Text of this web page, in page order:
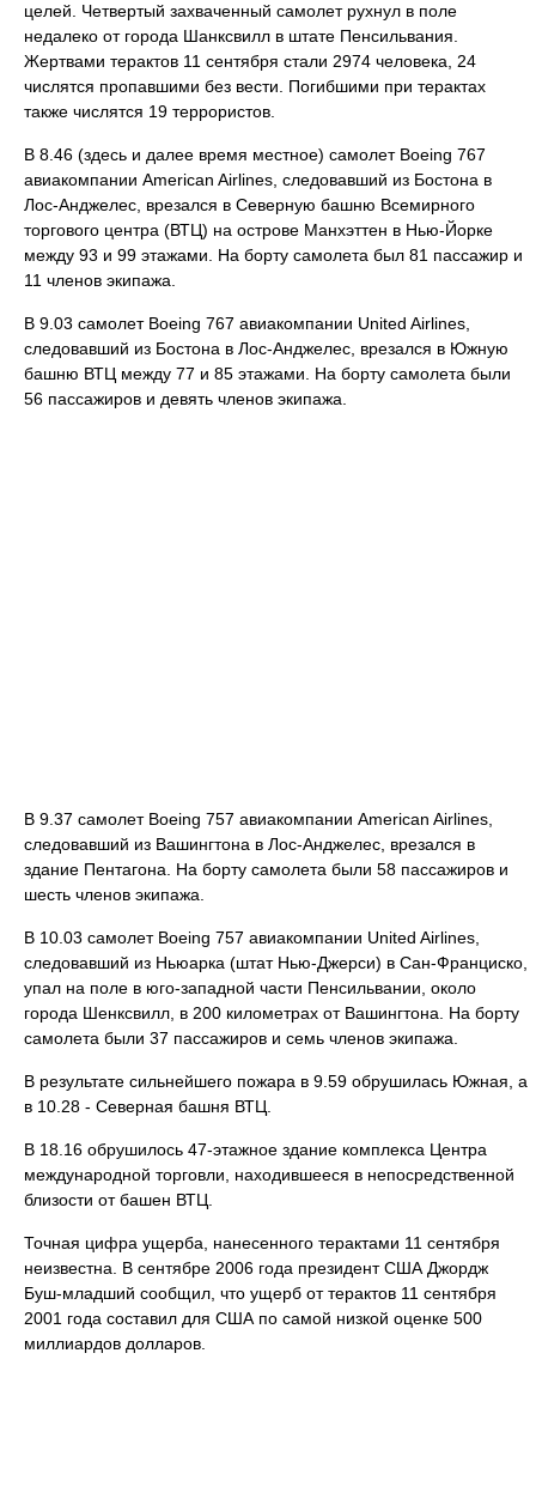
целей. Четвертый захваченный самолет рухнул в поле
недалеко от города Шанксвилл в штате Пенсильвания.
Жертвами терактов 11 сентября стали 2974 человека, 24
числятся пропавшими без вести. Погибшими при терактах
также числятся 19 террористов.
В 8.46 (здесь и далее время местное) самолет Boeing 767
авиакомпании American Airlines, следовавший из Бостона в
Лос-Анджелес, врезался в Северную башню Всемирного
торгового центра (ВТЦ) на острове Манхэттен в Нью-Йорке
между 93 и 99 этажами. На борту самолета был 81 пассажир и
11 членов экипажа.
В 9.03 самолет Boeing 767 авиакомпании United Airlines,
следовавший из Бостона в Лос-Анджелес, врезался в Южную
башню ВТЦ между 77 и 85 этажами. На борту самолета были
56 пассажиров и девять членов экипажа.
В 9.37 самолет Boeing 757 авиакомпании American Airlines,
следовавший из Вашингтона в Лос-Анджелес, врезался в
здание Пентагона. На борту самолета были 58 пассажиров и
шесть членов экипажа.
В 10.03 самолет Boeing 757 авиакомпании United Airlines,
следовавший из Ньюарка (штат Нью-Джерси) в Сан-Франциско,
упал на поле в юго-западной части Пенсильвании, около
города Шенксвилл, в 200 километрах от Вашингтона. На борту
самолета были 37 пассажиров и семь членов экипажа.
В результате сильнейшего пожара в 9.59 обрушилась Южная, а
в 10.28 - Северная башня ВТЦ.
В 18.16 обрушилось 47-этажное здание комплекса Центра
международной торговли, находившееся в непосредственной
близости от башен ВТЦ.
Точная цифра ущерба, нанесенного терактами 11 сентября
неизвестна. В сентябре 2006 года президент США Джордж
Буш-младший сообщил, что ущерб от терактов 11 сентября
2001 года составил для США по самой низкой оценке 500
миллиардов долларов.